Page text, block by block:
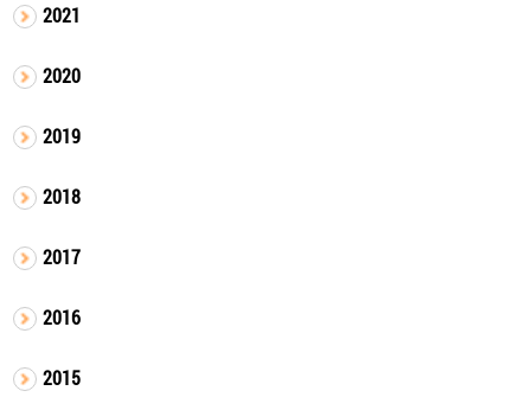
2021
2020
2019
2018
2017
2016
2015